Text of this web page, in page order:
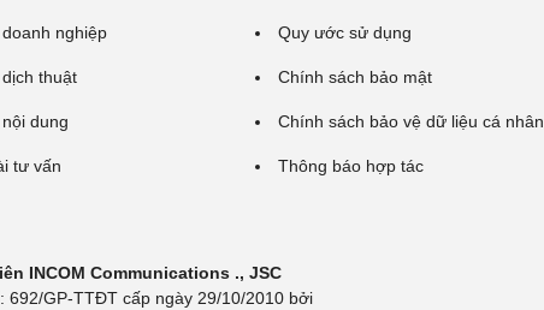
nghiệp
thuật
dung
tư vấn
Quy ước sử dụng
Chính sách bảo mật
Chính sách bảo vệ dữ liệu cá nhân
Thông báo hợp tác
INCOM Communications ., JSC
692/GP-TTĐT cấp ngày 29/10/2010 bởi